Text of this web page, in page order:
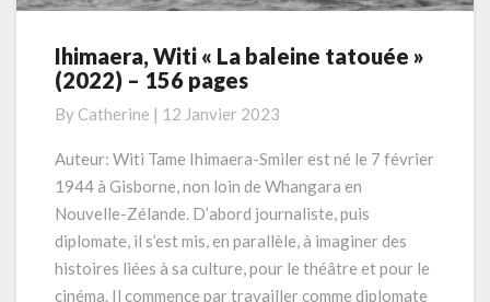
Ihimaera,
Witi
baleine
tatouée »
–
156
pages
Ihimaera, Witi « La baleine tatouée »
(2022) – 156 pages
By Catherine | 12 Janvier 2023
Auteur: Witi Tame Ihimaera-Smiler est né le 7 février
1944 à Gisborne, non loin de Whangara en
Nouvelle-Zélande. D’abord journaliste, puis
diplomate, il s’est mis, en parallèle, à imaginer des
histoires liées à sa culture, pour le théâtre et pour le
cinéma. Il commence par travailler comme diplomate